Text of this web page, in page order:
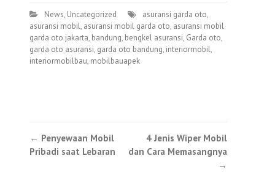
News, Uncategorized asuransi garda oto,
asuransi mobil, asuransi mobil garda oto, asuransi mobil
garda oto jakarta, bandung, bengkel asuransi, Garda oto,
garda oto asuransi, garda oto bandung, interiormobil,
interiormobilbau, mobilbauapek
Post
navigation
← Penyewaan Mobil
Pribadi saat Lebaran
4 Jenis Wiper Mobil
dan Cara Memasangnya
→